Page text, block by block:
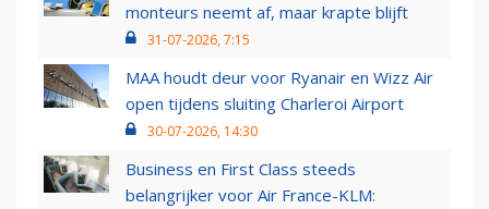
monteurs neemt af, maar krapte blijft
31-07-2026, 7:15
MAA houdt deur voor Ryanair en Wizz Air
open tijdens sluiting Charleroi Airport
30-07-2026, 14:30
Business en First Class steeds
belangrijker voor Air France-KLM: